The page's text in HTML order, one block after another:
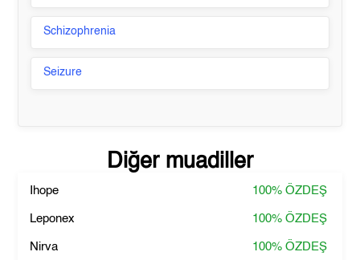
Schizophrenia
Seizure
Diğer muadiller
Ihope 100% ÖZDEŞ
Leponex 100% ÖZDEŞ
Nirva 100% ÖZDEŞ